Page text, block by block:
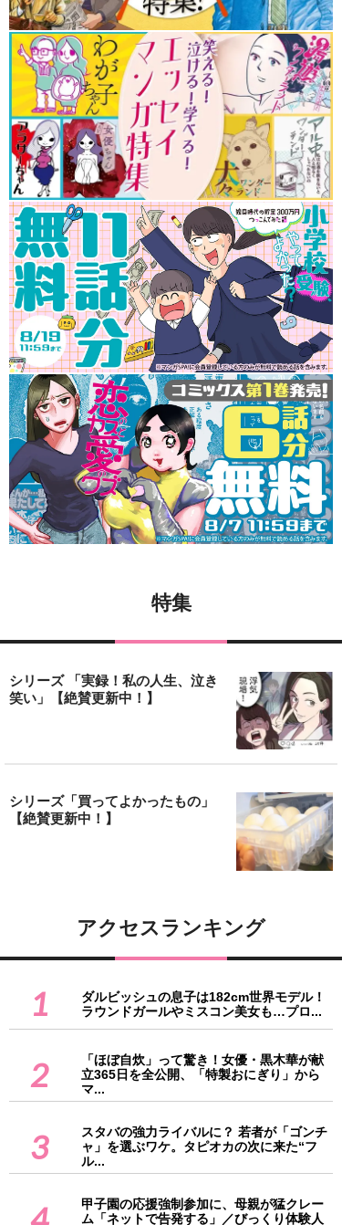
特集
シリーズ 「実録！私の人生、泣き
笑い」【絶賛更新中！】
シリーズ「買ってよかったもの」
【絶賛更新中！】
アクセスランキング
1
ダルビッシュの息子は182cm世界モデル！
ラウンドガールやミスコン美女も…プロ...
2
「ほぼ自炊」って驚き！女優・黒木華が献
立365日を全公開、「特製おにぎり」から
マ...
3
スタバの強力ライバルに？ 若者が「ゴンチ
ャ」を選ぶワケ。タピオカの次に来た“フ
ル...
甲子園の応援強制参加に、母親が猛クレー
ム「ネットで告発する」／びっくり体験人